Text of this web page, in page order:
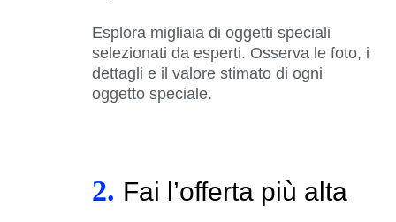
Esplora migliaia di oggetti speciali
selezionati da esperti. Osserva le foto, i
dettagli e il valore stimato di ogni
oggetto speciale.
2. Fai l’offerta più alta